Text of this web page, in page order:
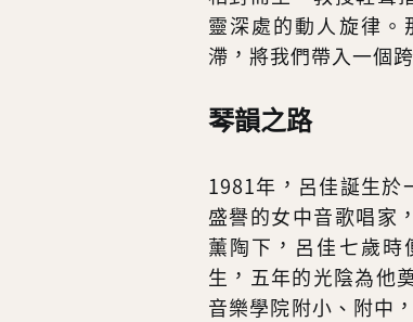
靈深處的動人旋律。
滯，將我們帶入一個
琴韻之路
1981年，呂佳誕生於
盛譽的女中音歌唱家
薰陶下，呂佳七歲時
生，五年的光陰為他
音樂學院附小、附中